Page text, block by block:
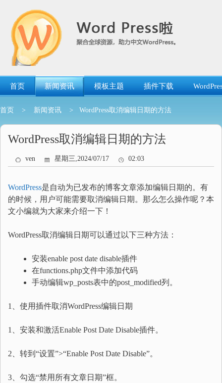
首页 新闻资讯 模板主题 插件下载
首页 > 新闻资讯 > WordPress取消编辑日期的方法
WordPress取消编辑日期的方法
ven 星期三,2024/07/17 02:03
WordPress是自动为已发布的博客文章添加编辑日期的。有
的时候，用户可能需要取消编辑日期。那么怎么操作呢？本
文小编就为大家来介绍一下！
WordPress取消编辑日期可以通过以下三种方法：
安装enable post date disable插件
在functions.php文件中添加代码
手动编辑wp_posts表中的post_modified列。
1、使用插件取消WordPress编辑日期
1、安装和激活Enable Post Date Disable插件。
2、转到“设置”>“Enable Post Date Disable”。
3、勾选“禁用所有文章日期”框。